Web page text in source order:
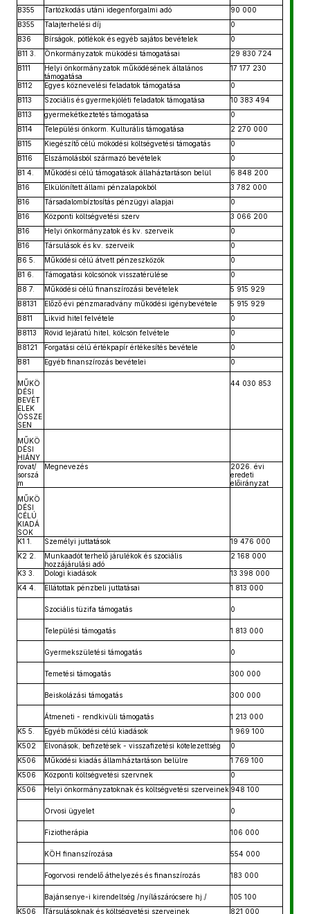
B355
Tartózkodás utáni idegenforgalmi adó
90 000
B355
Talajterhelési díj
0
B36
Bírságok, pótlékok és egyéb sajátos bevételek
0
B11 3.
Önkormányzatok müködési támogatásai
29 830 724
B111
Helyi önkormányzatok működésének általános
támogatása
17 177 230
B112 Egyes köznevelési feladatok támogatása
0
B113
Szociális és gyermekjóléti feladatok támogatása
10 383 494
B113
gyermekétkeztetés támogatása
0
B114
Települési önkorm. Kulturális támogatása
2 270 000
B115
Kiegészítő célú möködési költségvetési támogatás
0
B116
Elszámolásból származó bevételek
0
B1 4.
Működési célú támogatások állaháztartáson belül
6 848 200
B16
Elkülönített állami pénzalapokból
3 782 000
B16
Társadalombíztosítás pénzügyi alapjai
0
B16
Központi költségvetési szerv
3 066 200
B16
Helyi önkormányzatok és kv. szerveik
0
B16
Társulások és kv. szerveik
0
B6 5.
Működési célú átvett pénzeszközök
0
B1 6.
Támogatási kölcsönök visszatérülése
0
B8 7.
Működési célú finanszírozási bevételek
5 915 929
B8131
Előző évi pénzmaradvány működési igénybevétele
5 915 929
B811
Likvid hitel felvétele
0
B8113
Rövid lejáratú hitel, kölcsön felvétele
0
B8121
Forgatási célú értékpapír értékesítés bevétele
0
B81
Egyéb finanszírozás bevételei 0
MŰKÖ
DÉSI
BEVÉT
ELEK
ÖSSZE
SEN
44 030 853
MŰKÖ
DÉSI
HIÁNY
rovat/
sorszá
m
Megnevezés
2026. évi
eredeti
előirányzat
MŰKÖ
DÉSI
CÉLÚ
KIADÁ
SOK
K1 1.
Személyi juttatások
19 476 000
K2 2.
Munkaadót terhelő járulékok és szociális
hozzájárulási adó
2 168 000
K3 3. Dologi kiadások
13 398 000
K4 4.
Ellátottak pénzbeli juttatásai 1 813 000
Szociális tüzifa támogatás 0
Települési támogatás 1 813 000
Gyermekszületési támogatás 0
Temetési támogatás 300 000
Beiskolázási támogatás 300 000
Átmeneti - rendkivüli támogatás
1 213 000
K5 5.
Egyéb működési célú kiadások
1 969 100
K502
Elvonások, befizetések - visszafizetési kötelezettség
0
K506
Működési kiadás államháztartáson belülre
1 769 100
K506
Központi költségvetési szervnek
0
K506
Helyi önkormányzatoknak és költségvetési szerveinek 948 100
Orvosi ügyelet 0
Fiziotherápia 106 000
KÖH finanszírozása 554 000
Fogorvosi rendelő áthelyezés és finanszírozás 183 000
Bajánsenye-i kirendeltség /nyílászárócsere hj./
105 100
K506
Társulásoknak és költségvetési szerveinek 821 000